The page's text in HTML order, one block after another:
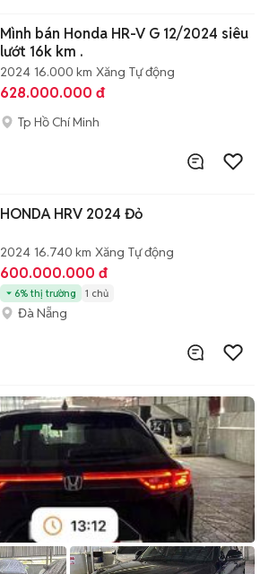
Mình bán Honda HR-V G 12/2024 siêu
lướt 16k km .
2024 16.000 km Xăng Tự động
628.000.000 đ
Tp Hồ Chí Minh
HONDA HRV 2024 Đỏ
2024 16.740 km Xăng Tự động
600.000.000 đ
6% thị trường 1 chủ
Đà Nẵng